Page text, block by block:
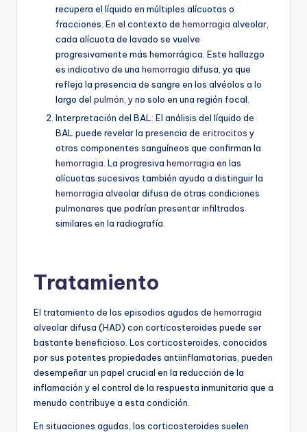
recupera el líquido en múltiples alícuotas o
fracciones. En el contexto de hemorragia alveolar,
cada alícuota de lavado se vuelve
progresivamente más hemorrágica. Este hallazgo
es indicativo de una hemorragia difusa, ya que
refleja la presencia de sangre en los alvéolos a lo
largo del pulmón , y no solo en una región focal.
Interpretación del BAL: El análisis del líquido de
BAL puede revelar la presencia de eritrocitos y
otros componentes sanguíneos que confirman la
hemorragia . La progresiva hemorragia en las
alícuotas sucesivas también ayuda a distinguir la
hemorragia alveolar difusa de otras condiciones
pulmonares que podrían presentar infiltrados
similares en la radiografía.
Tratamiento
El tratamiento de los episodios agudos de hemorragia
alveolar difusa (HAD) con corticosteroides puede ser
bastante beneficioso. Los corticosteroides, conocidos
por sus potentes propiedades antiinflamatorias, pueden
desempeñar un papel crucial en la reducción de la
inflamación y el control de la respuesta inmunitaria que a
menudo contribuye a esta condición.
En situaciones agudas, los corticosteroides suelen